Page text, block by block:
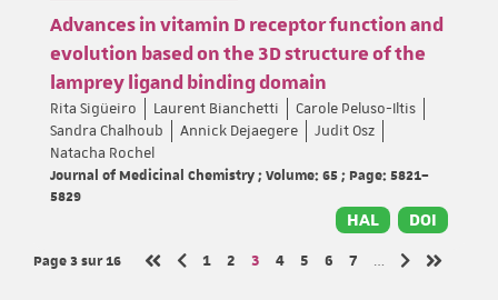
Advances in vitamin D receptor function and
evolution based on the 3D structure of the
lamprey ligand binding domain
Rita Sigüeiro Laurent Bianchetti
Carole Peluso-Iltis
Sandra Chalhoub
Annick Dejaegere
Judit Osz
Natacha Rochel
Journal of Medicinal Chemistry ; Volume: 65 ; Page: 5821–
5829
HAL DOI
Page 3sur 16
Page
1 Page
2 Page
3 Page
4 Page
5 Page
6 Page
7
…